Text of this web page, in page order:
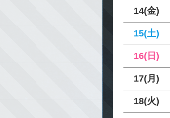
14(金)
15(土)
16(日)
17(月)
18(火)